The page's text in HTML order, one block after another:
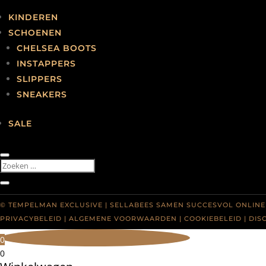
KINDEREN
SCHOENEN
CHELSEA BOOTS
INSTAPPERS
SLIPPERS
SNEAKERS
SALE
RETOUR
OVER ONS
© TEMPELMAN EXCLUSIVE | SELLABEES SAMEN SUCCESVOL ONLINE
PRIVACYBELEID | ALGEMENE VOORWAARDEN | COOKIEBELEID |
0
0